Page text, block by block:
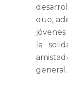
que,
la
general.